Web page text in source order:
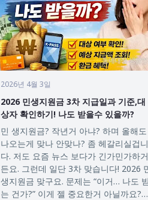
2026년 4월 3일
2026 민생지원금 3차 지급일과 기준,대
상자 확인하기! 나도 받을수 있을까?
민 생지원금? 작년거 아냐? 하며 올해도
나오는게 맞나 안맞나? 좀 헤갈리실겁니
다. 저도 요즘 뉴스 보다가 긴가민가하거
든요. 그런데 일단 3차 맞습니다! 2026 민
생지원금 맞구요. 문제는 “이거… 나도 받
는 건가?” 이게 젤 중요한거 아닐까요?